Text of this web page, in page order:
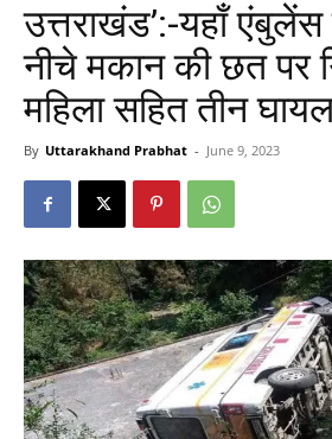
उत्तराखंड’:-यहाँ
नीचे मकान की छत पर‌
महिला सहित तीन
By Uttarakhand Prabhat - June 9, 2023